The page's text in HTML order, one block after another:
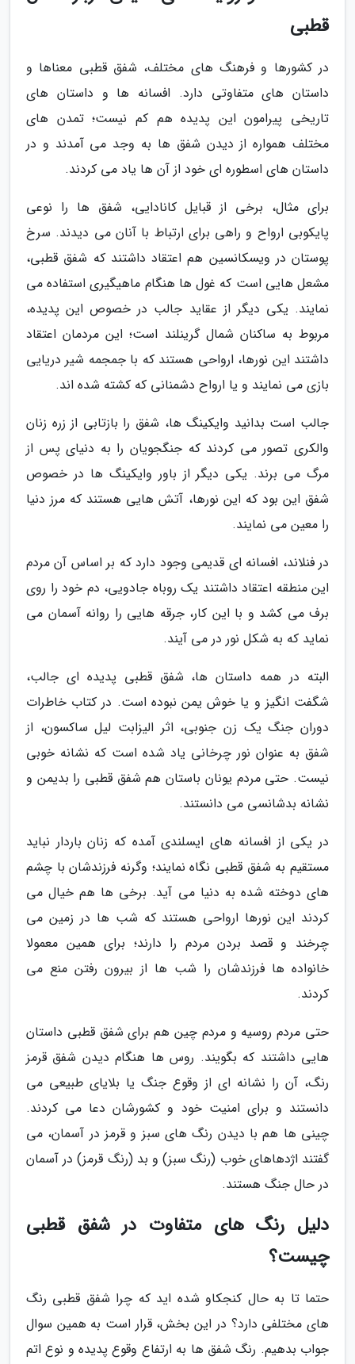
قطبی
در کشورها و فرهنگ های مختلف، شفق قطبی معناها و
داستان های متفاوتی دارد. افسانه ها و داستان های
تاریخی پیرامون این پدیده هم کم نیست؛ تمدن های
مختلف همواره از دیدن شفق ها به وجد می آمدند و در
داستان های اسطوره ای خود از آن ها یاد می کردند.
برای مثال، برخی از قبایل کانادایی، شفق ها را نوعی
پایکوبی ارواح و راهی برای ارتباط با آنان می دیدند. سرخ
پوستان در ویسکانسین هم اعتقاد داشتند که شفق قطبی،
مشعل هایی است که غول ها هنگام ماهیگیری استفاده می
نمایند. یکی دیگر از عقاید جالب در خصوص این پدیده،
مربوط به ساکنان شمال گرینلند است؛ این مردمان اعتقاد
داشتند این نورها، ارواحی هستند که با جمجمه شیر دریایی
بازی می نمایند و یا ارواح دشمنانی که کشته شده اند.
جالب است بدانید وایکینگ ها، شفق را بازتابی از زره زنان
والکری تصور می کردند که جنگجویان را به دنیای پس از
مرگ می برند. یکی دیگر از باور وایکینگ ها در خصوص
شفق این بود که این نورها، آتش هایی هستند که مرز دنیا
را معین می نمایند.
در فنلاند، افسانه ای قدیمی وجود دارد که بر اساس آن مردم
این منطقه اعتقاد داشتند یک روباه جادویی، دم خود را روی
برف می کشد و با این کار، جرقه هایی را روانه آسمان می
نماید که به شکل نور در می آیند.
البته در همه داستان ها، شفق قطبی پدیده ای جالب،
شگفت انگیز و یا خوش یمن نبوده است. در کتاب خاطرات
دوران جنگ یک زن جنوبی، اثر الیزابت لیل ساکسون، از
شفق به عنوان نور چرخانی یاد شده است که نشانه خوبی
نیست. حتی مردم یونان باستان هم شفق قطبی را بدیمن و
نشانه بدشانسی می دانستند.
در یکی از افسانه های ایسلندی آمده که زنان باردار نباید
مستقیم به شفق قطبی نگاه نمایند؛ وگرنه فرزندشان با چشم
های دوخته شده به دنیا می آید. برخی ها هم خیال می
کردند این نورها ارواحی هستند که شب ها در زمین می
چرخند و قصد بردن مردم را دارند؛ برای همین معمولا
خانواده ها فرزندشان را شب ها از بیرون رفتن منع می
کردند.
حتی مردم روسیه و مردم چین هم برای شفق قطبی داستان
هایی داشتند که بگویند. روس ها هنگام دیدن شفق قرمز
رنگ، آن را نشانه ای از وقوع جنگ یا بلایای طبیعی می
دانستند و برای امنیت خود و کشورشان دعا می کردند.
چینی ها هم با دیدن رنگ های سبز و قرمز در آسمان، می
گفتند اژدهاهای خوب (رنگ سبز) و بد (رنگ قرمز) در آسمان
در حال جنگ هستند.
دلیل رنگ های متفاوت در شفق قطبی
چیست؟
حتما تا به حال کنجکاو شده اید که چرا شفق قطبی رنگ
های مختلفی دارد؟ در این بخش، قرار است به همین سوال
جواب بدهیم. رنگ شفق ها به ارتفاع وقوع پدیده و نوع اتم